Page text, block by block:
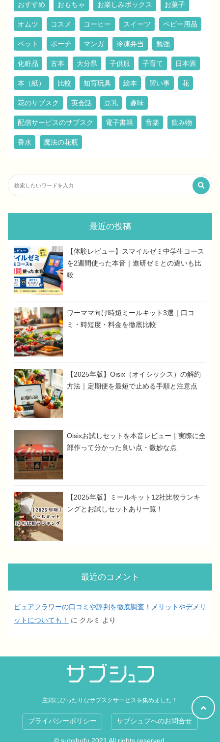
おすすめ おもちゃ お楽しみボックス お菓子
オムツ コスメ コーヒー スイーツ ベビー用品
ペット ポーチ マンガ 冷凍弁当 勉強
化粧品 古本 大分県 子供服 子育て 日本酒
本（紙） 比較 知育玩具 絵本 習い事 花
花のサブスク 英会話 豆乳 趣味
配信サービスのサブスク 電子書籍 音楽 飲み物
香水 魔法の花瓶
最近の投稿
【体験レビュー】スマイルゼミ中学生コース
を2週間使った本音｜進研ゼミとの違いも比
較
ワーママ向け時短ミールキット3選｜口コ
ミ・時短度・料金を徹底比較
【2025年版】Oisix（オイシックス）の解約
方法｜定期便を最短で止める手順と注意点
Oisixお試しセットを本音レビュー｜実際に全
部作って分かった良い点・微妙な点
【2025年版】ミールキット12社比較ランキ
ングとお試しセットあり一覧！
最近のコメント
ピュアフラワーの口コミや評判を徹底調査！メリットやデメリ
ットについても！
に クルミ より
主婦にぴったりなサブスクサービスを集めました！
プライバシーポリシー サブシュフへのお問合せ